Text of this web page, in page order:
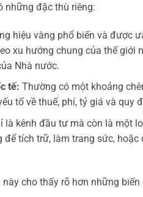
những đặc thù riêng:
hiệu vàng phổ biến và được
xu hướng chung của thế giới
Nhà nước.
tế: Thường có một khoảng
tố về thuế, phí, tỷ giá và quy
là kênh đầu tư mà còn là một
tích trữ, làm trang sức, hoặc
cho thấy rõ hơn những biến